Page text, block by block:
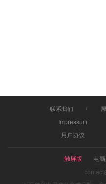
联系我们
Impressum
用户协议
触屏版 电